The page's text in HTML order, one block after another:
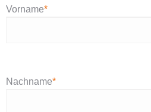
Vorname*
Nachname*